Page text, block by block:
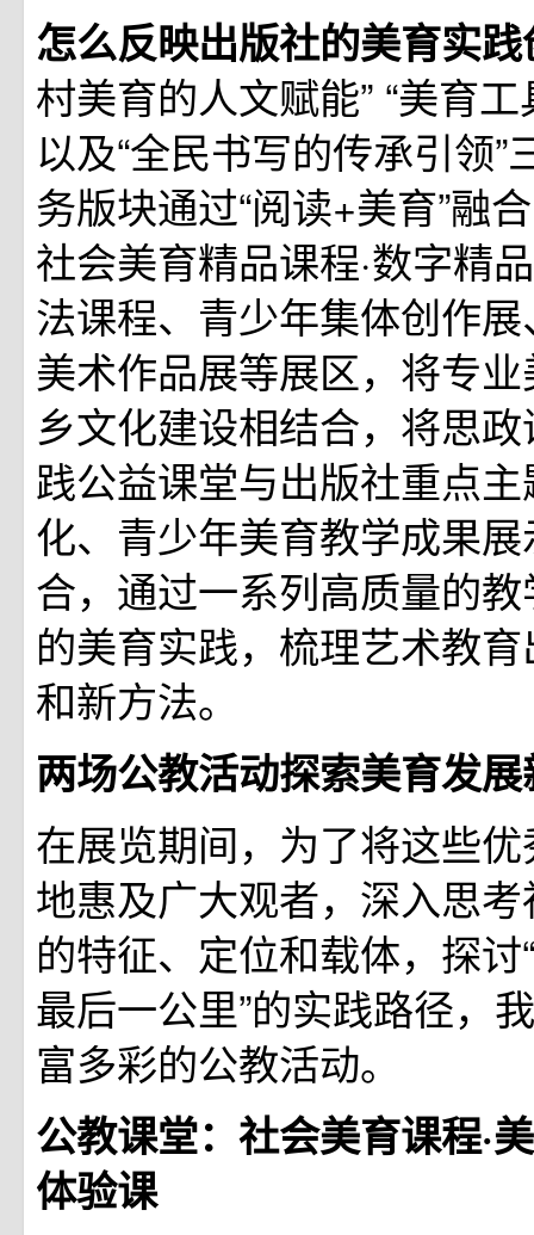
怎么反映出版社的美育实
村美育的人文赋能” “美育
以及“全民书写的传承引领”
务版块通过“阅读+美育”融
社会美育精品课程·数字精
法课程、青少年集体创作
美术作品展等展区，将专
乡文化建设相结合，将思
践公益课堂与出版社重点
化、青少年美育教学成果
合，通过一系列高质量的
的美育实践，梳理艺术教
和新方法。
两场公教活动探索美育发
在展览期间，为了将这些
地惠及广大观者，深入思
的特征、定位和载体，探
最后一公里”的实践路径，
富多彩的公教活动。
公教课堂：社会美育课程·
体验课